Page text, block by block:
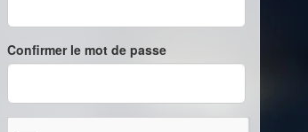
Confirmer le mot de passe